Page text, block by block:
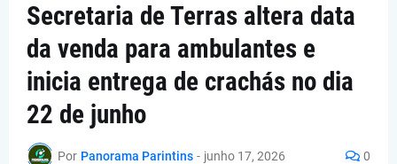
Secretaria de Terras altera data
da venda para ambulantes e
inicia entrega de crachás no dia
22 de junho
Por Panorama Parintins - junho 17, 2026 0